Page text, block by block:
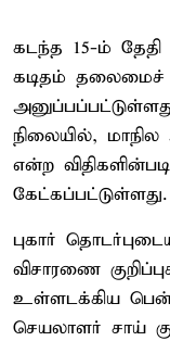
கடந்த 15-ம்
கடிதம் தலைமைச்
நிலையில்,
என்ற
கேட்கப்பட்டுள்ளது.
புகார்
விசாரணை
உள்ளடக்கிய
செயலாளர் சாய்